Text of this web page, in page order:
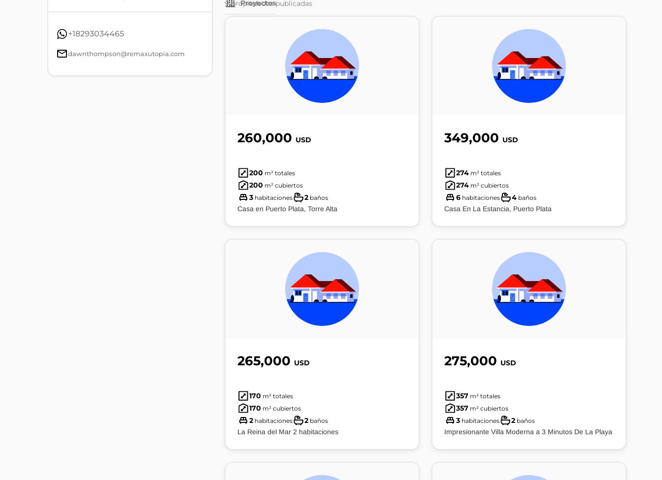
+18293034465
dawnthompson@remaxutopia.com
Proyectos
9propiedades publicadas
260,000 USD
200 m² totales
200 m² cubiertos
3 habitaciones 2 baños
Casa en Puerto Plata, Torre Alta
349,000 USD
274 m² totales
274 m² cubiertos
6 habitaciones 4 baños
Casa En La Estancia, Puerto Plata
265,000 USD
170 m² totales
170 m² cubiertos
2 habitaciones 2 baños
La Reina del Mar 2 habitaciones
275,000 USD
357 m² totales
357 m² cubiertos
3 habitaciones 2 baños
Impresionante Villa Moderna a 3 Minutos De La Playa